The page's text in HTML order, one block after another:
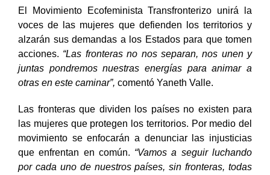
El Movimiento Ecofeminista Transfronterizo unirá la
voces de las mujeres que defienden los territorios y
alzarán sus demandas a los Estados para que tomen
acciones. “Las fronteras no nos separan, nos unen y
juntas pondremos nuestras energías para animar a
otras en este caminar”, comentó Yaneth Valle.
Las fronteras que dividen los países no existen para
las mujeres que protegen los territorios. Por medio del
movimiento se enfocarán a denunciar las injusticias
que enfrentan en común. “Vamos a seguir luchando
por cada uno de nuestros países, sin fronteras, todas